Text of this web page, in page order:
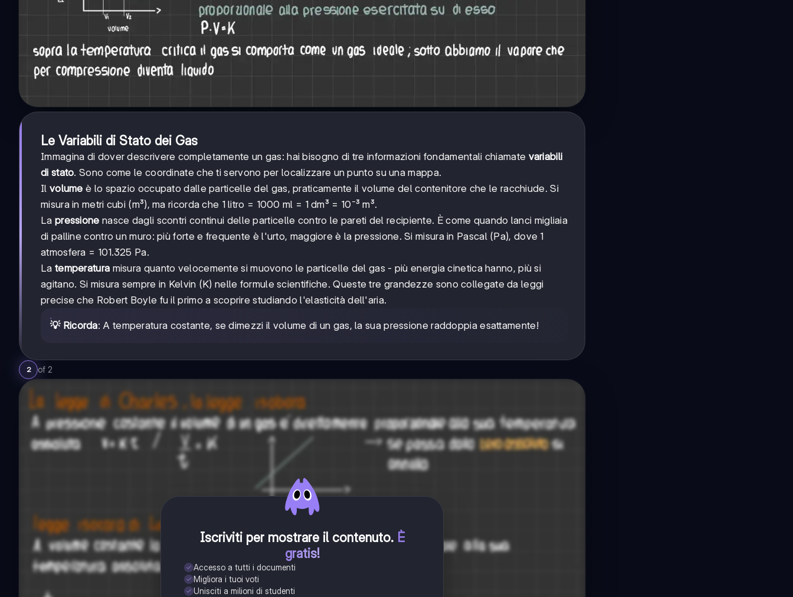
Le Variabili di Stato dei Gas
Immagina di dover descrivere completamente un gas: hai bisogno di tre informazioni fondamentali chiamate variabili
di stato. Sono come le coordinate che ti servono per localizzare un punto su una mappa.
Il volume è lo spazio occupato dalle particelle del gas, praticamente il volume del contenitore che le racchiude. Si
misura in metri cubi (m³), ma ricorda che 1 litro = 1000 ml = 1 dm³ = 10⁻³ m³.
La pressione nasce dagli scontri continui delle particelle contro le pareti del recipiente. È come quando lanci migliaia
di palline contro un muro: più forte e frequente è l'urto, maggiore è la pressione. Si misura in Pascal (Pa), dove 1
atmosfera = 101.325 Pa.
La temperatura misura quanto velocemente si muovono le particelle del gas - più energia cinetica hanno, più si
agitano. Si misura sempre in Kelvin (K) nelle formule scientifiche. Queste tre grandezze sono collegate da leggi
precise che Robert Boyle fu il primo a scoprire studiando l'elasticità dell'aria.
💡 Ricorda: A temperatura costante, se dimezzi il volume di un gas, la sua pressione raddoppia esattamente!
2 of 2
Iscriviti per mostrare il contenuto. È
gratis!
Accesso a tutti i documenti
Migliora i tuoi voti
Unisciti a milioni di studenti